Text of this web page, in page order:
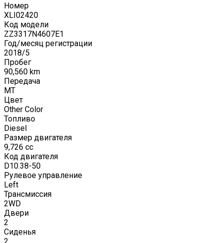
Номер
XLI02420
Код модели
ZZ3317N4607E1
Год/месяц регистрации
2018/5
Пробег
90,560 km
Передача
MT
Цвет
Other Color
Топливо
Diesel
Размер двигателя
9,726 cc
Код двигателя
D10.38-50
Рулевое управление
Left
Трансмиссия
2WD
Двери
2
Сиденья
2